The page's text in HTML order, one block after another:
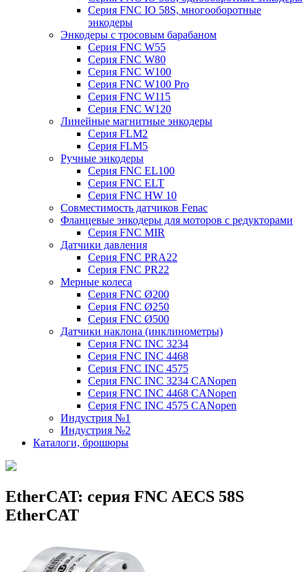
Серия FNC IO 58S, многооборотные
энкодеры
Энкодеры с тросовым барабаном
Серия FNC W55
Серия FNC W80
Серия FNC W100
Серия FNC W100 Pro
Серия FNC W115
Серия FNC W120
Линейные магнитные энкодеры
Серия FLM2
Серия FLM5
Ручные энкодеры
Серия FNC EL100
Серия FNC ELT
Серия FNC HW 10
Совместимость датчиков Fenac
Фланцевые энкодеры для моторов с редукторами
Серия FNC MIR
Датчики давления
Серия FNC PRA22
Серия FNC PR22
Мерные колеса
Серия FNC Ø200
Серия FNC Ø250
Серия FNC Ø500
Датчики наклона (инклинометры)
Серия FNC INC 3234
Серия FNC INC 4468
Серия FNC INC 4575
Серия FNC INC 3234 CANopen
Серия FNC INC 4468 CANopen
Серия FNC INC 4575 CANopen
Индустрия №1
Индустрия №2
Каталоги, брошюры
EtherCAT: серия FNC AECS 58S
EtherCAT